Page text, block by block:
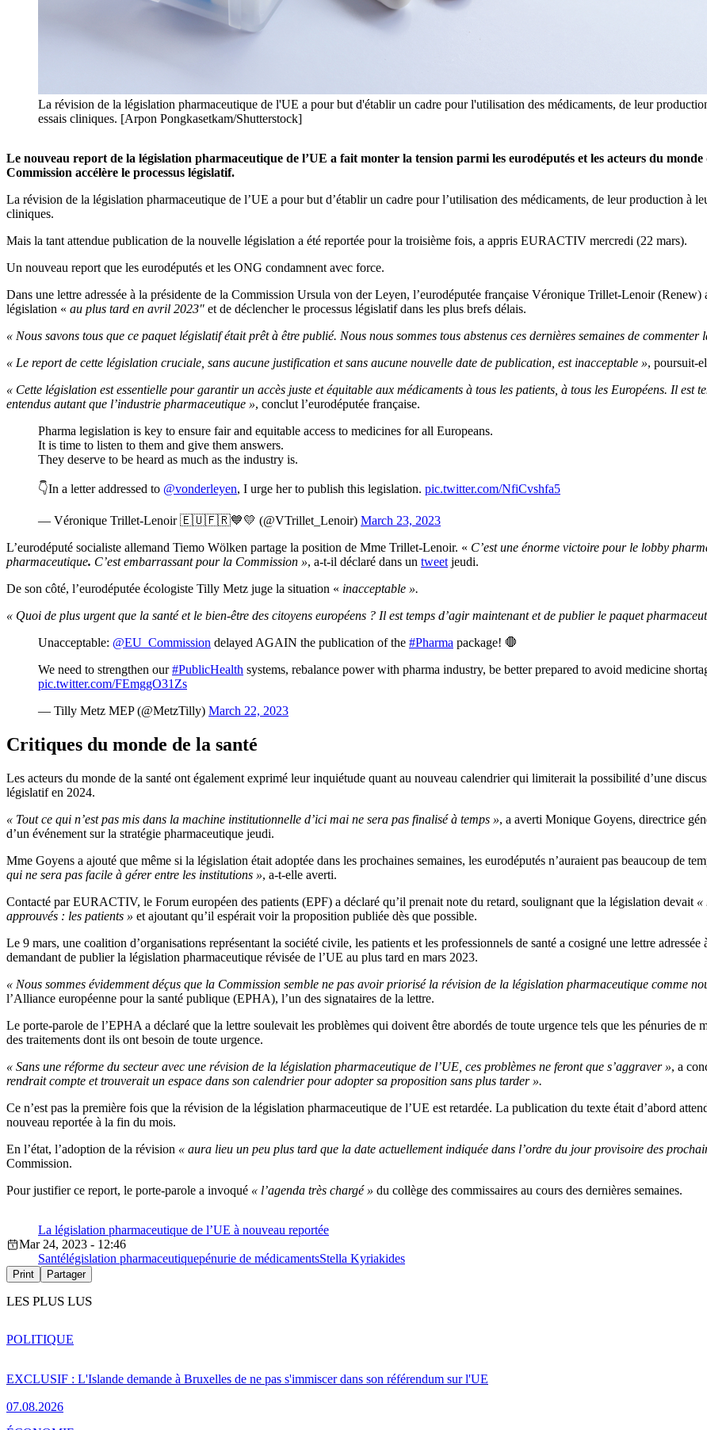
La révision de la législation pharmaceutique de l'UE a pour but d'établir un cadre pour l'utilisation des médicaments, de leur
essais cliniques. [Arpon Pongkasetkam/Shutterstock]
Le nouveau report de la législation pharmaceutique de l’UE a fait monter la tension parmi les eurodéputés et les acteurs du
Commission accélère le processus législatif.
La révision de la législation pharmaceutique de l’UE a pour but d’établir un cadre pour l’utilisation des médicaments, de leur production à
cliniques.
Mais la tant attendue publication de la nouvelle législation a été reportée pour la troisième fois, a appris EURACTIV mercredi (22 mars).
Un nouveau report que les eurodéputés et les ONG condamnent avec force.
Dans une lettre adressée à la présidente de la Commission Ursula von der Leyen, l’eurodéputée française Véronique Trillet-Lenoir
législation « au plus tard en avril 2023″ et de déclencher le processus législatif dans les plus brefs délais.
« Nous savons tous que ce paquet législatif était prêt à être publié. Nous nous sommes tous abstenus ces dernières semaines de commenter
« Le report de cette législation cruciale, sans aucune justification et sans aucune nouvelle date de publication, est inacceptable », poursuit-
« Cette législation est essentielle pour garantir un accès juste et équitable aux médicaments à tous les patients, à tous les Européens. Il est
entendus autant que l’industrie pharmaceutique », conclut l’eurodéputée française.
Pharma legislation is key to ensure fair and equitable access to medicines for all Europeans.
It is time to listen to them and give them answers.
They deserve to be heard as much as the industry is.
👇In a letter addressed to @vonderleyen, I urge her to publish this legislation. pic.twitter.com/NfiCvshfa5
— Véronique Trillet-Lenoir 🇪🇺🇫🇷💙💛 (@VTrillet_Lenoir) March 23, 2023
L’eurodéputé socialiste allemand Tiemo Wölken partage la position de Mme Trillet-Lenoir. « C’est une énorme victoire pour le lobby
pharmaceutique. C’est embarrassant pour la Commission », a-t-il déclaré dans un tweet jeudi.
De son côté, l’eurodéputée écologiste Tilly Metz juge la situation « inacceptable ».
« Quoi de plus urgent que la santé et le bien-être des citoyens européens ? Il est temps d’agir maintenant et de publier le paquet
Unacceptable: @EU_Commission delayed AGAIN the publication of the #Pharma package! 🛑
We need to strengthen our#PublicHealth systems, rebalance power with pharma industry, be better prepared to avoid medicine
pic.twitter.com/FEmggO31Zs
— Tilly Metz MEP (@MetzTilly) March 22, 2023
Critiques du monde de la santé
Les acteurs du monde de la santé ont également exprimé leur inquiétude quant au nouveau calendrier qui limiterait la possibilité d’une
législatif en 2024.
« Tout ce qui n’est pas mis dans la machine institutionnelle d’ici mai ne sera pas finalisé à temps », a averti Monique Goyens, directrice
d’un événement sur la stratégie pharmaceutique jeudi.
Mme Goyens a ajouté que même si la législation était adoptée dans les prochaines semaines, les eurodéputés n’auraient pas beaucoup de
qui ne sera pas facile à gérer entre les institutions », a-t-elle averti.
Contacté par EURACTIV, le Forum européen des patients (EPF) a déclaré qu’il prenait note du retard, soulignant que la législation devait «
approuvés : les patients » et ajoutant qu’il espérait voir la proposition publiée dès que possible.
Le 9 mars, une coalition d’organisations représentant la société civile, les patients et les professionnels de santé a cosigné une lettre
demandant de publier la législation pharmaceutique révisée de l’UE au plus tard en mars 2023.
« Nous sommes évidemment déçus que la Commission semble ne pas avoir priorisé la révision de la législation pharmaceutique comme
l’Alliance européenne pour la santé publique (EPHA), l’un des signataires de la lettre.
Le porte-parole de l’EPHA a déclaré que la lettre soulevait les problèmes qui doivent être abordés de toute urgence tels que les pénuries
des traitements dont ils ont besoin de toute urgence.
« Sans une réforme du secteur avec une révision de la législation pharmaceutique de l’UE, ces problèmes ne feront que s’aggraver », a
rendrait compte et trouverait un espace dans son calendrier pour adopter sa proposition sans plus tarder ».
Ce n’est pas la première fois que la révision de la législation pharmaceutique de l’UE est retardée. La publication du texte était d’abord
nouveau reportée à la fin du mois.
En l’état, l’adoption de la révision « aura lieu un peu plus tard que la date actuellement indiquée dans l’ordre du jour provisoire des
Commission.
Pour justifier ce report, le porte-parole a invoqué « l’agenda très chargé » du collège des commissaires au cours des dernières semaines.
La législation pharmaceutique de l’UE à nouveau reportée
Mar 24, 2023 - 12:46
Santélégislation pharmaceutiquepénurie de médicamentsStella Kyriakides
Print Partager
LES PLUS LUS
EXCLUSIF : L'Islande demande à Bruxelles de ne pas s'immiscer dans son référendum sur l'UE
07.08.2026
POLITIQUE